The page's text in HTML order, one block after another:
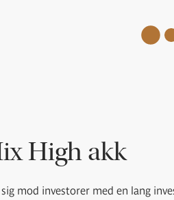
High akk
mod investorer med en lang